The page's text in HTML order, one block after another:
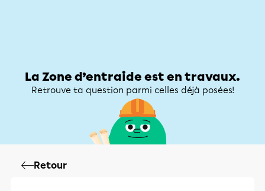
La Zone d’entraide est en travaux.
Retrouve ta question parmi celles déjà posées!
Retour